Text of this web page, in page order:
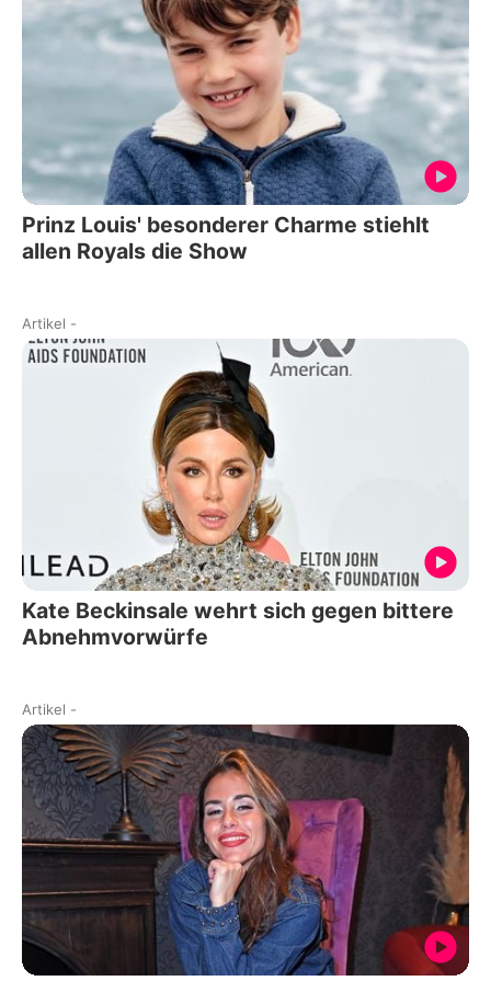
Prinz Louis' besonderer Charme stiehlt
allen Royals die Show
Artikel -
Kate Beckinsale wehrt sich gegen bittere
Abnehmvorwürfe
Artikel -